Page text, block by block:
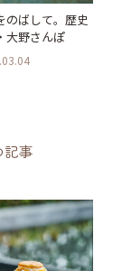
のばして。歴史
大野さんぽ
記事